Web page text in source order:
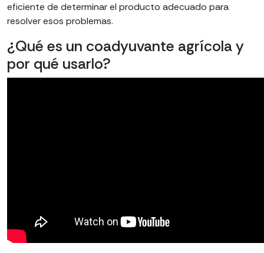
eficiente de determinar el producto adecuado para
resolver esos problemas.
¿Qué es un coadyuvante agrícola y
por qué usarlo?